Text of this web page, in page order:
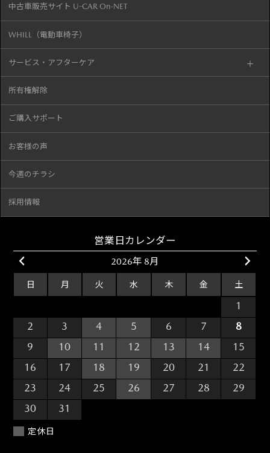
中古車販売サイト U-CAR On-NET
WHILL（電動車椅子）
サービス・アフターケア
所有権解除
ご購入サポート
お客様の声
今週のチラシ
採用情報
営業日カレンダー
2026年 8月
日 月 火 水 木 金 土
1
2
3 4 5 6 7
8
9
10 11 12 13 14
15
16
17 18 19 20 21
22
23
24 25 26 27 28
29
30
31
定休日